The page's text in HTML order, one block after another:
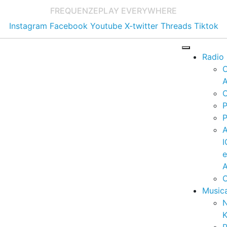
FREQUENZEPLAY EVERYWHERE
Instagram Facebook Youtube X-twitter Threads Tiktok
Radio
e